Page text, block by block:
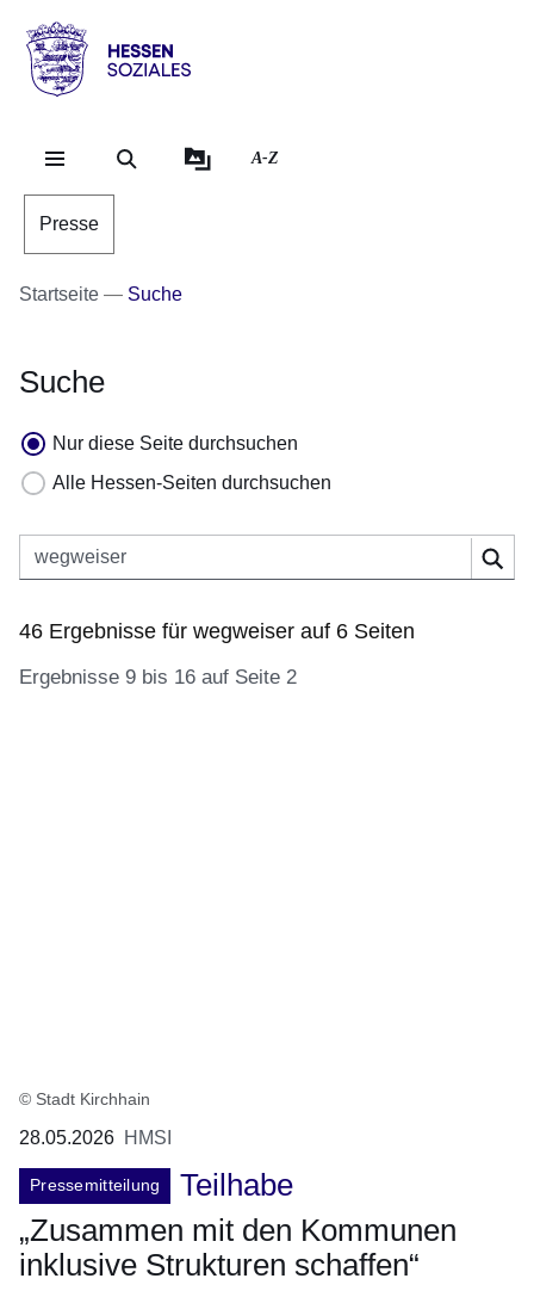
Hessen
Sozial
A-Z
Presse
Startseite Suche
Suche
Nur diese Seite durchsuchen
Alle Hessen-Seiten durchsuchen
Suchbegriff eingeben
46 Ergebnisse für wegweiser auf 6 Seiten
Ergebnisse 9 bis 16 auf Seite 2
2
© Stadt Kirchhain
28.05.2026 HMSI
Pressemitteilung
Teilhabe
„Zusammen mit den Kommunen
inklusive Strukturen schaffen“